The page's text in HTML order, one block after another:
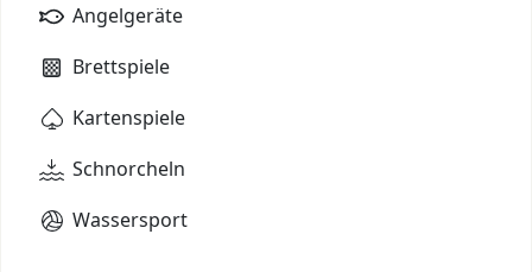
Angelgeräte
Brettspiele
Kartenspiele
Schnorcheln
Wassersport